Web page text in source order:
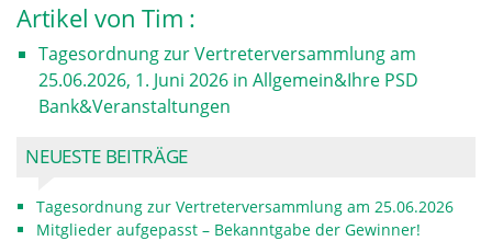
Artikel von Tim :
Tagesordnung zur Vertreterversammlung am
25.06.2026, 1. Juni 2026 in Allgemein&Ihre PSD
Bank&Veranstaltungen
NEUESTE BEITRÄGE
Tagesordnung zur Vertreterversammlung am 25.06.2026
Mitglieder aufgepasst – Bekanntgabe der Gewinner!